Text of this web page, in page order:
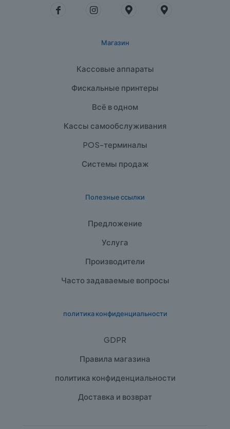
Магазин
Кассовые аппараты
Фискальные принтеры
Всё в одном
Кассы самообслуживания
POS-терминалы
Системы продаж
Полезные ссылки
Предложение
Услуга
Производители
Часто задаваемые вопросы
политика конфиденциальности
GDPR
Правила магазина
политика конфиденциальности
Доставка и возврат